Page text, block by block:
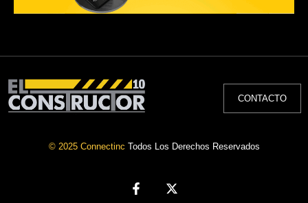
CONTACTO
© 2025 Connectinc Todos Los Derechos Reservados